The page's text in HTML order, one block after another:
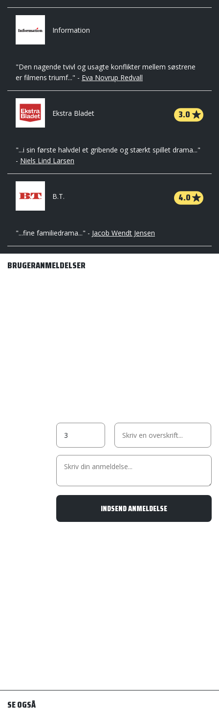
Information
"Den nagende tvivl og usagte konflikter mellem søstrene
er filmens triumf..." - Eva Novrup Redvall
Ekstra Bladet 3.0
"...i sin første halvdel et gribende og stærkt spillet drama..."
- Niels Lind Larsen
B.T. 4.0
"...fine familiedrama..." - Jacob Wendt Jensen
BRUGERANMELDELSER
SE OGSÅ